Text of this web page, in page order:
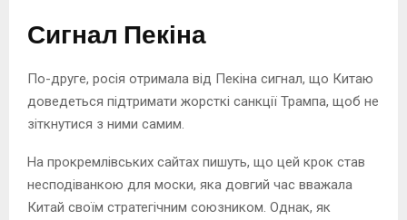
Сигнал Пекіна
По-друге, росія отримала від Пекіна сигнал, що Китаю
доведеться підтримати жорсткі санкції Трампа, щоб не
зіткнутися з ними самим.
На прокремлівських сайтах пишуть, що цей крок став
несподіванкою для моски, яка довгий час вважала
Китай своїм стратегічним союзником. Однак, як